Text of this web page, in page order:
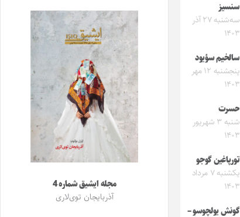
سنسیز
سه‌شنبه ۲۷ آذر
۱۴۰۳
سالخیم سؤیود
پنجشنبه ۱۲ مهر
۱۴۰۳
حسرت
شنبه ۳ شهریور
۱۴۰۳
تورپاغین گوجو
یکشنبه ۷ مرداد
۱۴۰۳
گونش یولچوسو –
مجله ایشیق شماره 4
آذربایجان توی‌لاری